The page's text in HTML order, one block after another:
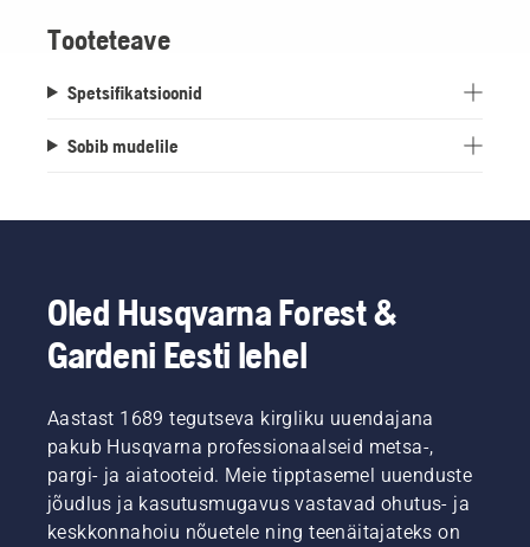
Tooteteave
Spetsifikatsioonid
Sobib mudelile
Oled Husqvarna Forest &
Gardeni Eesti lehel
Aastast 1689 tegutseva kirgliku uuendajana
pakub Husqvarna professionaalseid metsa-,
pargi- ja aiatooteid. Meie tipptasemel uuenduste
jõudlus ja kasutusmugavus vastavad ohutus- ja
keskkonnahoiu nõuetele ning teenäitajateks on